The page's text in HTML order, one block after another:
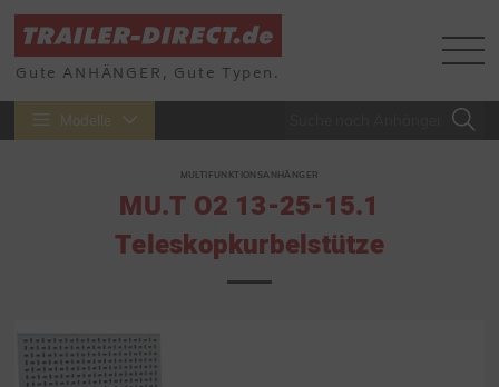
Gute ANHÄNGER, Gute Typen.
Modelle
MULTIFUNKTIONSANHÄNGER
MU.T O2 13-25-15.1
Teleskopkurbelstütze